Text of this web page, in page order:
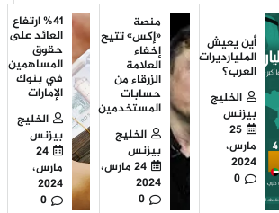
أين يعيش
المليارديرات
العرب؟
الخليج
بيزنس
25
مارس،
2024
0
منصة
«إكس» تتيح
إخفاء
العلامة
الزرقاء من
حسابات
المستخدمين
الخليج
بيزنس
24 مارس،
2024
0
%41 ارتفاع
العائد على
حقوق
المساهمين
في بنوك
الإمارات
الخليج
بيزنس
24
مارس،
2024
0